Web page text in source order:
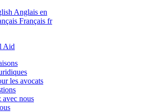
Anglais en
Français fr
les avocats
avec nous